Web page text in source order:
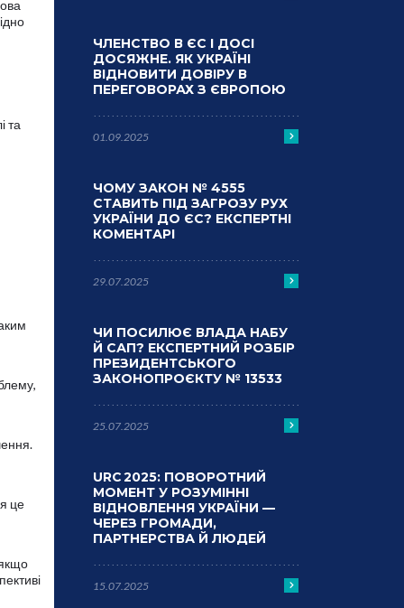
та
це
ЧЛЕНСТВО В ЄС І ДОСІ
ДОСЯЖНЕ. ЯК УКРАЇНІ
ВІДНОВИТИ ДОВІРУ В
ПЕРЕГОВОРАХ З ЄВРОПОЮ
01.09.2025
ЧОМУ ЗАКОН № 4555
СТАВИТЬ ПІД ЗАГРОЗУ РУХ
УКРАЇНИ ДО ЄС? ЕКСПЕРТНІ
КОМЕНТАРІ
29.07.2025
ЧИ ПОСИЛЮЄ ВЛАДА НАБУ
Й САП? ЕКСПЕРТНИЙ РОЗБІР
ПРЕЗИДЕНТСЬКОГО
ЗАКОНОПРОЄКТУ № 13533
25.07.2025
URC 2025: ПОВОРОТНИЙ
МОМЕНТ У РОЗУМІННІ
ВІДНОВЛЕННЯ УКРАЇНИ —
ЧЕРЕЗ ГРОМАДИ,
ПАРТНЕРСТВА Й ЛЮДЕЙ
15.07.2025